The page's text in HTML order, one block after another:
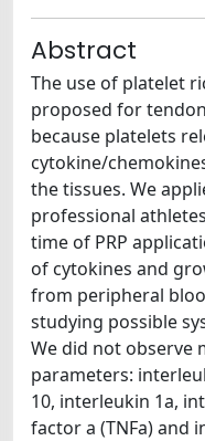
Abstract
The use of platelet
proposed for
because platelets
cytokine/
the tissues. We
professional
time of PRP
of cytokines and
from peripheral
studying possible
We did not observe
parameters:
10, interleukin 1a,
factor a (TNFa) and